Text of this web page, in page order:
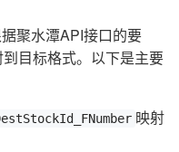
聚水潭API接口的要
目标格式。以下是主要
映射